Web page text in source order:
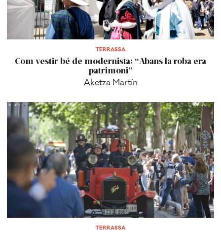
TERRASSA
Com vestir bé de modernista: “Abans la roba era
patrimoni”
Aketza Martín
TERRASSA